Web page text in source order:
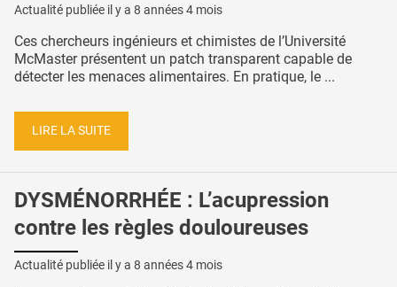
Actualité publiée il y a 8 années 4 mois
Ces chercheurs ingénieurs et chimistes de l’Université
McMaster présentent un patch transparent capable de
détecter les menaces alimentaires. En pratique, le ...
LIRE LA SUITE
DYSMÉNORRHÉE : L’acupression
contre les règles douloureuses
Actualité publiée il y a 8 années 4 mois